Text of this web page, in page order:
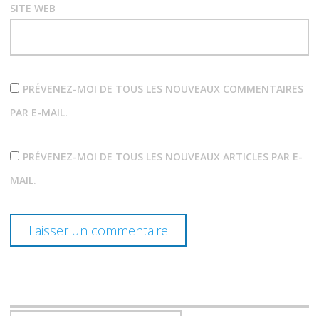
SITE WEB
PRÉVENEZ-MOI DE TOUS LES NOUVEAUX COMMENTAIRES
PAR E-MAIL.
PRÉVENEZ-MOI DE TOUS LES NOUVEAUX ARTICLES PAR E-
MAIL.